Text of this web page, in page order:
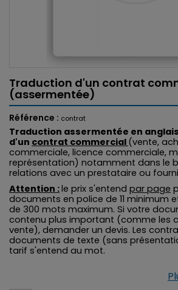
Traduction d'un contrat
(assermentée)
Référence : contrat
Traduction assermentée en
d'un contrat commercial (vente,
commerciale, licence commerciale,
représentation) notamment dans le
relations avec un prestataire ou
Attention :le prix s'entend par page
documents en police de 11 minimum
de 300 mots maximum. Si votre
contenu plus important (comme les
vente), demander un devis. Les
documents de texte (sans
tarif s'entend au mot.